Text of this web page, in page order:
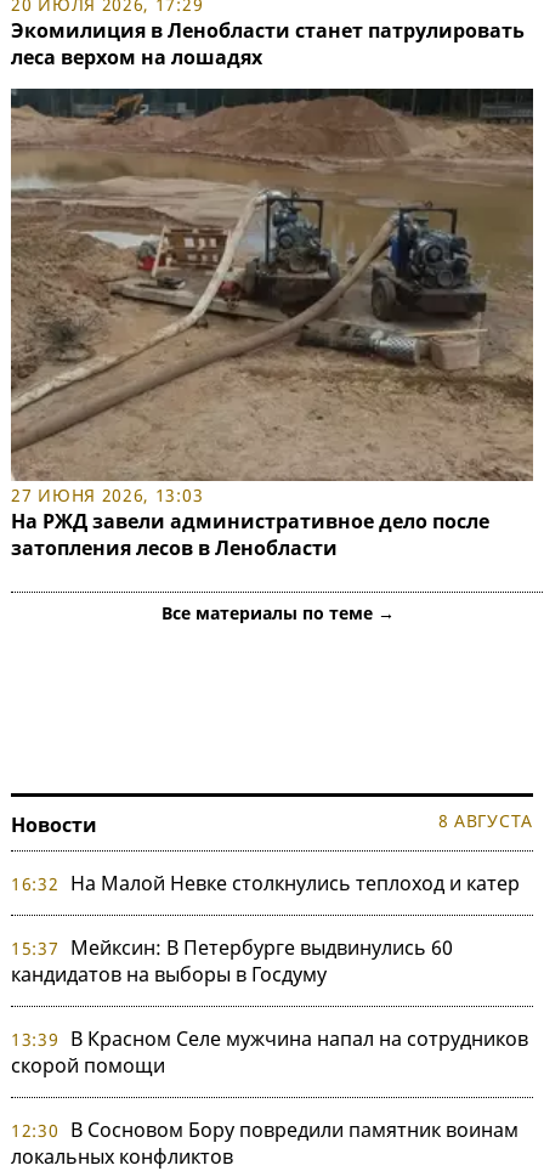
Экомилиция в Ленобласти станет патрулировать
леса верхом на лошадях
27 ИЮНЯ 2026, 13:03
На РЖД завели административное дело после
затопления лесов в Ленобласти
Все материалы по теме →
Новости 8 АВГУСТА
16:32 На Малой Невке столкнулись теплоход и катер
15:37
Мейксин: В Петербурге выдвинулись 60
кандидатов на выборы в Госдуму
13:39
В Красном Селе мужчина напал на сотрудников
скорой помощи
12:30
В Сосновом Бору повредили памятник воинам
локальных конфликтов